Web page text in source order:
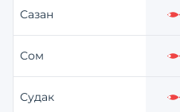
Сазан
Сом
Судак